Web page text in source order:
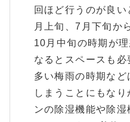
回ほど行うのが良
月上旬、7月下旬か
10月中旬の時期が
なるとスペースも
多い梅雨の時期な
しまうことにもな
ンの除湿機能や除